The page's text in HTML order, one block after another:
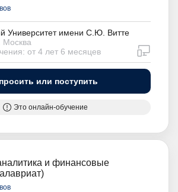
Университет имени С.Ю. Витте
Москва
от 4 лет 6 месяцев
или поступить
Это онлайн-обучение
и финансовые